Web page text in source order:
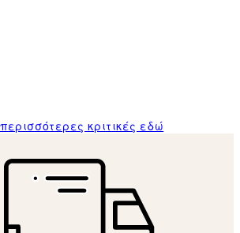
κριτικές εδώ